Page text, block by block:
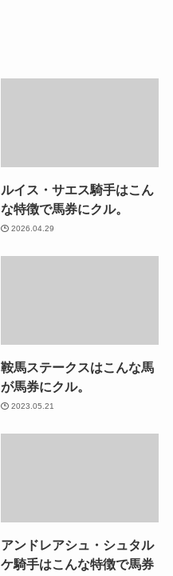
ルイス・サエス騎手はこん
な特徴で馬券にクル。
2026.04.29
鞍馬ステークスはこんな馬
が馬券にクル。
2023.05.21
アンドレアシュ・シュタル
ケ騎手はこんな特徴で馬券